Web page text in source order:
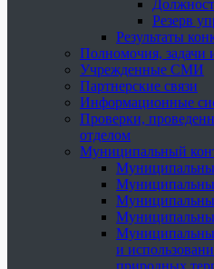
Резерв
Результаты
Полномочия, задачи
Учрежденные СМИ
Партнерские связи
Информационные
Проверки,
отделом
Муниципальный
и
природных